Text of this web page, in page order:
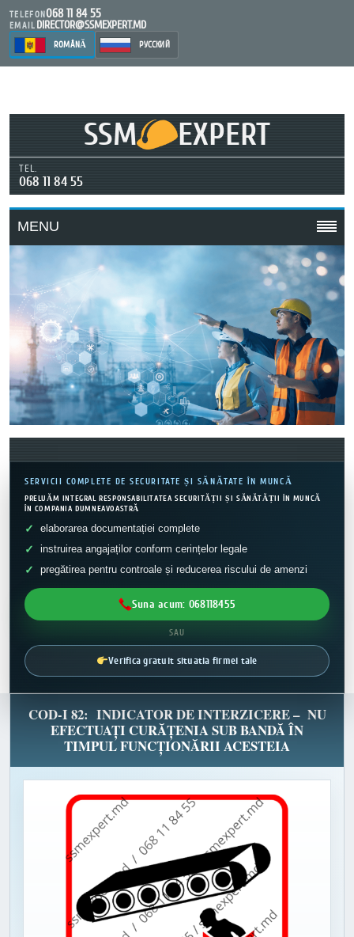
TELEFON068 11 84 55
EMAIL DIRECTOR@SSMEXPERT.MD
ROMÂNĂ РУССКИЙ
SSM EXPERT
TEL.
068 11 84 55
MENU
SERVICII COMPLETE DE SECURITATE ȘI SĂNĂTATE ÎN MUNCĂ
PRELUĂM INTEGRAL RESPONSABILITATEA SECURITĂȚII ȘI SĂNĂTĂȚII ÎN MUNCĂ
ÎN COMPANIA DUMNEAVOASTRĂ
elaborarea documentației complete
instruirea angajaților conform cerințelor legale
pregătirea pentru controale și reducerea riscului de amenzi
Suna acum: 068118455
SAU
Verifica gratuit situatia firmei tale
COD-I 82: INDICATOR DE INTERZICERE – NU
EFECTUAȚI CURĂȚENIA SUB BANDĂ ÎN
TIMPUL FUNCȚIONĂRII ACESTEIA